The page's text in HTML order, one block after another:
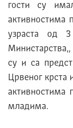
гости су
активностима
узраста од
су и са
Црвеног
активностима
младима.